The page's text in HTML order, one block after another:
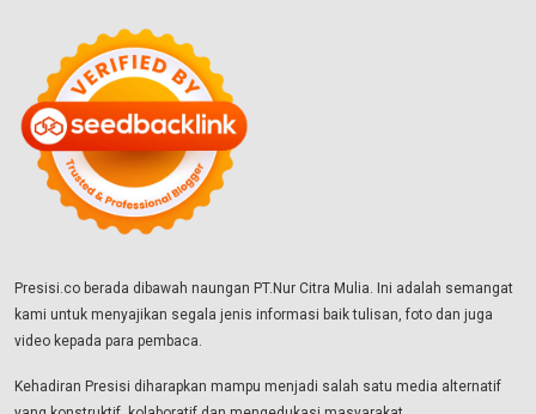
Presisi.co berada dibawah naungan PT.Nur Citra Mulia. Ini adalah semangat
kami untuk menyajikan segala jenis informasi baik tulisan, foto dan juga
video kepada para pembaca.
Kehadiran Presisi diharapkan mampu menjadi salah satu media alternatif